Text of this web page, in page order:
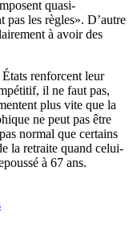
quasi-
pas les règles». D’autre
à avoir des
renforcent leur
il ne faut pas,
plus vite que la
ne peut pas être
normal que certains
la retraite quand celui-
à 67 ans.